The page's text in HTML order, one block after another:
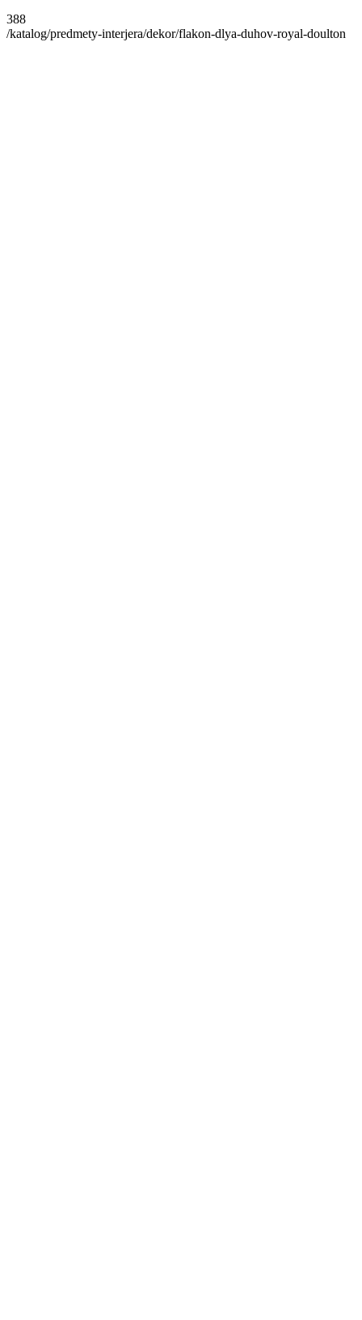
388
/katalog/predmety-interjera/dekor/flakon-dlya-duhov-royal-doulton